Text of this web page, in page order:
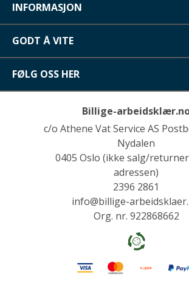
INFORMASJON
GODT Å VITE
FØLG OSS HER
Billige-
c/o Athene Vat Service AS
Nydalen
0405 Oslo (ikke salg/
adressen)
2396 2861
info@billige-
Org. nr. 922868662